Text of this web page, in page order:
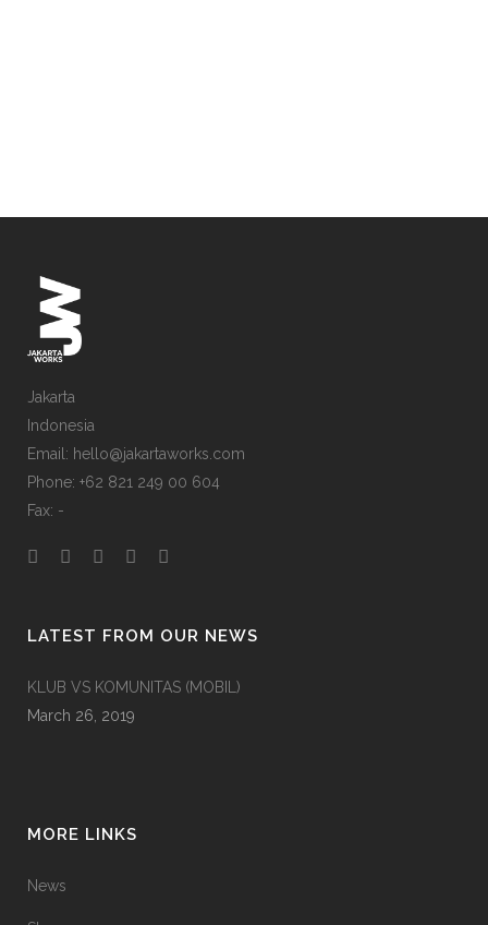
Jakarta
Indonesia
Email: hello@jakartaworks.com
Phone: +62 821 249 00 604
Fax: -
LATEST FROM OUR NEWS
KLUB VS KOMUNITAS (MOBIL)
March 26, 2019
MORE LINKS
News